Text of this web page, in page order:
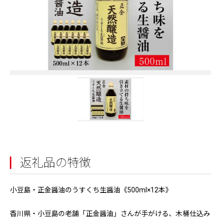
返礼品の特徴
小豆島・正金醤油のうすくち生醤油《500ml×12本》
香川県・小豆島の老舗「正金醤油」さんが手がける、木桶仕込み